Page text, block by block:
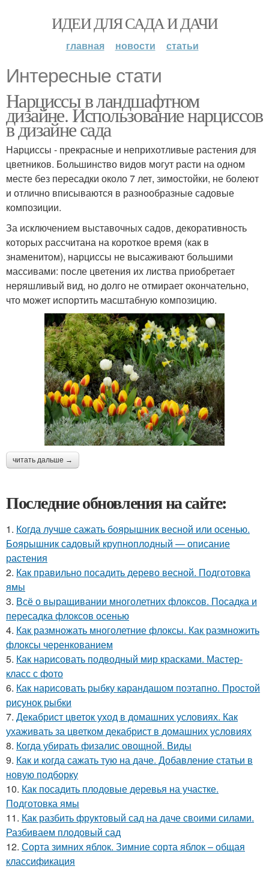
ИДЕИ ДЛЯ САДА И ДАЧИ
главная новости статьи
Интересные стати
Нарциссы в ландшафтном
дизайне. Использование нарциссов
в дизайне сада
Нарциссы - прекрасные и неприхотливые растения для
цветников. Большинство видов могут расти на одном
месте без пересадки около 7 лет, зимостойки, не болеют
и отлично вписываются в разнообразные садовые
композиции.
За исключением выставочных садов, декоративность
которых рассчитана на короткое время (как в
знаменитом), нарциссы не высаживают большими
массивами: после цветения их листва приобретает
неряшливый вид, но долго не отмирает окончательно,
что может испортить масштабную композицию.
читать дальше →
Последние обновления на сайте:
1. Когда лучше сажать боярышник весной или осенью.
Боярышник садовый крупноплодный — описание
растения
2. Как правильно посадить дерево весной. Подготовка
ямы
3. Всё о выращивании многолетних флоксов. Посадка и
пересадка флоксов осенью
4. Как размножать многолетние флоксы. Как размножить
флоксы черенкованием
5. Как нарисовать подводный мир красками. Мастер-
класс с фото
6. Как нарисовать рыбку карандашом поэтапно. Простой
рисунок рыбки
7. Декабрист цветок уход в домашних условиях. Как
ухаживать за цветком декабрист в домашних условиях
8. Когда убирать физалис овощной. Виды
9. Как и когда сажать тую на даче. Добавление статьи в
новую подборку
10. Как посадить плодовые деревья на участке.
Подготовка ямы
11. Как разбить фруктовый сад на даче своими силами.
Разбиваем плодовый сад
12. Сорта зимних яблок. Зимние сорта яблок – общая
классификация